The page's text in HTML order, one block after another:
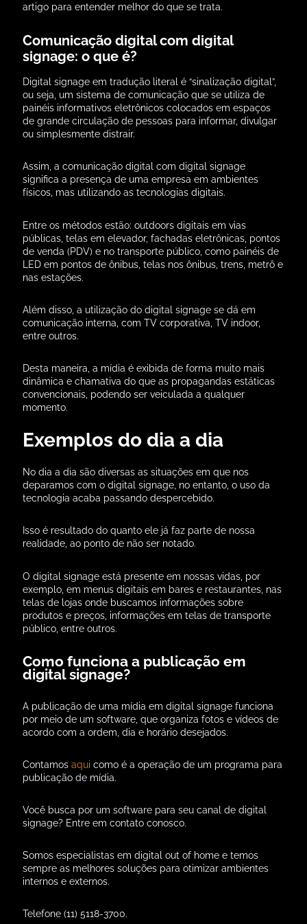
artigo para entender melhor do que se trata.
Comunicação digital com digital
signage: o que é?
Digital signage em tradução literal é “sinalização digital”,
ou seja, um sistema de comunicação que se utiliza de
painéis informativos eletrônicos colocados em espaços
de grande circulação de pessoas para informar, divulgar
ou simplesmente distrair.
Assim, a comunicação digital com digital signage
significa a presença de uma empresa em ambientes
físicos, mas utilizando as tecnologias digitais.
Entre os métodos estão: outdoors digitais em vias
públicas, telas em elevador, fachadas eletrônicas, pontos
de venda (PDV) e no transporte público, como painéis de
LED em pontos de ônibus, telas nos ônibus, trens, metrô e
nas estações.
Além disso, a utilização do digital signage se dá em
comunicação interna, com TV corporativa, TV indoor,
entre outros.
Desta maneira, a mídia é exibida de forma muito mais
dinâmica e chamativa do que as propagandas estáticas
convencionais, podendo ser veiculada a qualquer
momento.
Exemplos do dia a dia
No dia a dia são diversas as situações em que nos
deparamos com o digital signage, no entanto, o uso da
tecnologia acaba passando despercebido.
Isso é resultado do quanto ele já faz parte de nossa
realidade, ao ponto de não ser notado.
O digital signage está presente em nossas vidas, por
exemplo, em menus digitais em bares e restaurantes, nas
telas de lojas onde buscamos informações sobre
produtos e preços, informações em telas de transporte
público, entre outros.
Como funciona a publicação em
digital signage?
A publicação de uma mídia em digital signage funciona
por meio de um software, que organiza fotos e vídeos de
acordo com a ordem, dia e horário desejados.
Contamosaqui como é a operação de um programa para
publicação de mídia.
Você busca por um software para seu canal de digital
signage? Entre em contato conosco.
Somos especialistas em digital out of home e temos
sempre as melhores soluções para otimizar ambientes
internos e externos.
Telefone (11) 5118-3700.